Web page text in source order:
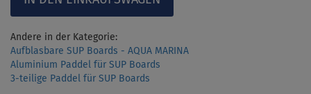
Andere in der Kategorie:
Aufblasbare SUP Boards - AQUA MARINA
Aluminium Paddel für SUP Boards
3-teilige Paddel für SUP Boards